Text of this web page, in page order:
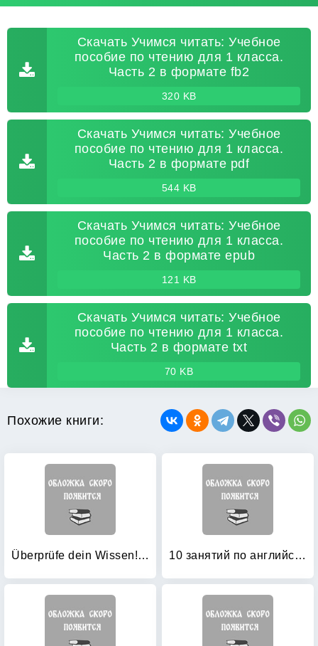
Скачать Учимся читать: Учебное
пособие по чтению для 1 класса.
Часть 2 в формате fb2
320 KB
Скачать Учимся читать: Учебное
пособие по чтению для 1 класса.
Часть 2 в формате pdf
544 KB
Скачать Учимся читать: Учебное
пособие по чтению для 1 класса.
Часть 2 в формате epub
121 KB
Скачать Учимся читать: Учебное
пособие по чтению для 1 класса.
Часть 2 в формате txt
70 KB
Похожие книги:
Überprüfe dein Wissen! Deutsch 2: Klasse 10 занятий по английскому: Пособие для преподавания и для занятий на курсах английского языка Александра Драгункина